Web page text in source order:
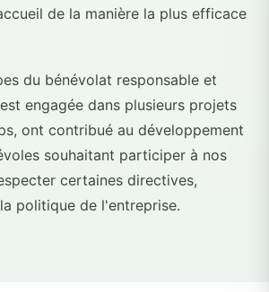
de la manière la plus efficace
du bénévolat responsable et
engagée dans plusieurs projets
ont contribué au développement
souhaitant participer à nos
certaines directives,
politique de l'entreprise.